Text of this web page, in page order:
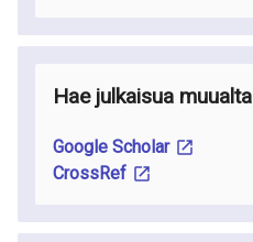
Hae julkaisua muualta
Google Scholar
CrossRef